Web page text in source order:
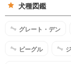
犬種図鑑
グレート・デン
ビーグル